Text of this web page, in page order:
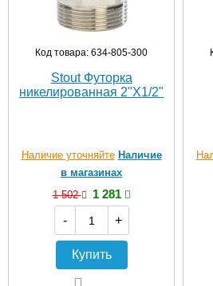
Код товара: 634-805-300
Stout Футорка
никелированная 2"X1/2"
Наличие уточняйте Наличие
в магазинах
1 502
1 281
-
+
Купить